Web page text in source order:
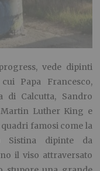
vede dipinti
Papa Francesco,
di Calcutta, Sandro
Luther King e
famosi come la
Sistina dipinte da
il viso attraversato